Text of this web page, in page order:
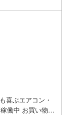
喜ぶエアコン・